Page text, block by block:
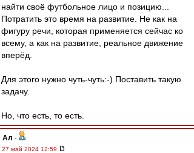
найти своё футбольное лицо и позицию...
Потратить это время на развитие. Не как на
фигуру речи, которая применяется сейчас ко
всему, а как на развитие, реальное движение
вперёд.
Для этого нужно чуть-чуть:-) Поставить такую
задачу.
Но, что есть, то есть.
Ал -
27 май 2024 12:59